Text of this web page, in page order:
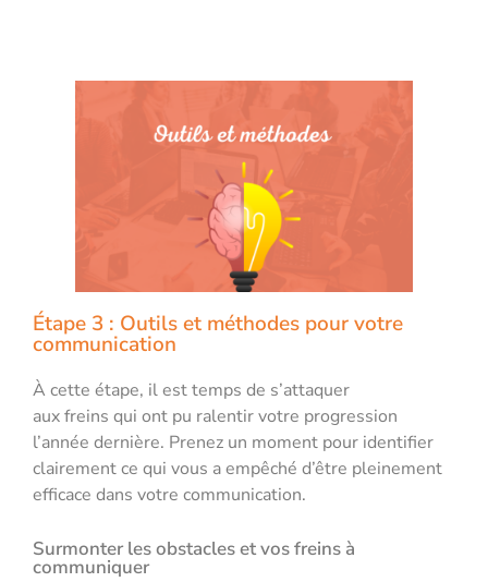
Étape 3 : Outils et méthodes pour votre
communication​
À cette étape, il est temps de s’attaquer
aux freins qui ont pu ralentir votre progression
l’année dernière. Prenez un moment pour identifier
clairement ce qui vous a empêché d’être pleinement
efficace dans votre communication.
Surmonter les obstacles et vos freins à
communiquer